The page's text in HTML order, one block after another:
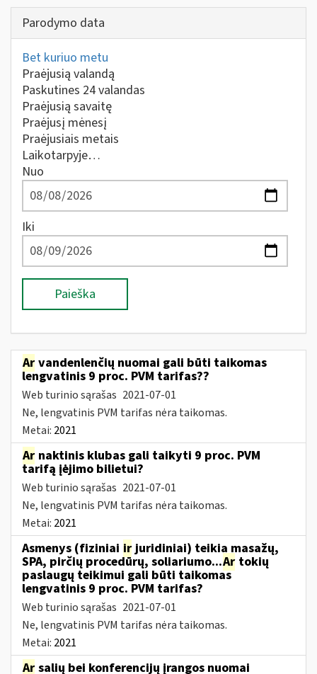
Parodymo data
Bet kuriuo metu
Praėjusią valandą
Paskutines 24 valandas
Praėjusią savaitę
Praėjusį mėnesį
Praėjusiais metais
Laikotarpyje…
Nuo
Iki
Paieška
Ar vandenlenčių nuomai gali būti taikomas
lengvatinis 9 proc. PVM tarifas??
Web turinio sąrašas 2021-07-01
Ne, lengvatinis PVM tarifas nėra taikomas.
Metai: 2021
Ar naktinis klubas gali taikyti 9 proc. PVM
tarifą įėjimo bilietui?
Web turinio sąrašas 2021-07-01
Ne, lengvatinis PVM tarifas nėra taikomas.
Metai: 2021
Asmenys (fiziniai irjuridiniai) teikia masažų,
SPA, pirčių procedūrų, soliariumo...Ar tokių
paslaugų teikimui gali būti taikomas
lengvatinis 9 proc. PVM tarifas?
Web turinio sąrašas 2021-07-01
Ne, lengvatinis PVM tarifas nėra taikomas.
Metai: 2021
Ar salių bei konferencijų įrangos nuomai